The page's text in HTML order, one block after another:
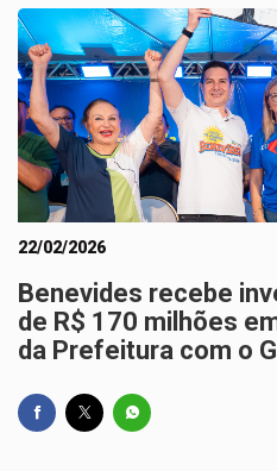
22/02/2026
Benevides recebe
de R$ 170 milhões
da Prefeitura com o